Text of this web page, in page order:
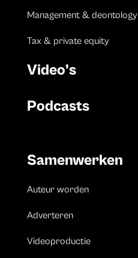
Management & deontology
Tax & private equity
Video’s
Podcasts
Samenwerken
Auteur worden
Adverteren
Videoproductie